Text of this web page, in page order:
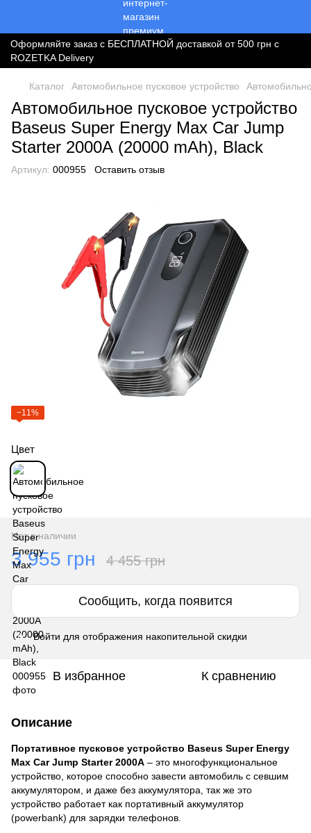
Оформляйте заказ с БЕСПЛАТНОЙ доставкой от 500 грн с
ROZETKA Delivery
Каталог Автомобильное пусковое устройство
Автомобильное пусковое устройство
Baseus Super Energy Max Car Jump
Starter 2000А (20000 mAh), Black
Артикул: 000955 Оставить отзыв
−11%
Цвет
Нет в наличии
3 955 грн 4 455 грн
Сообщить, когда появится
% Войти для отображения накопительной скидки
В избранное К сравнению
Описание
Портативное пусковое устройство Baseus Super Energy
Max Car Jump Starter 2000А – это многофункциональное
устройство, которое способно завести автомобиль с севшим
аккумулятором, и даже без аккумулятора, так же это
устройство работает как портативный аккумулятор
(powerbank) для зарядки телефонов.